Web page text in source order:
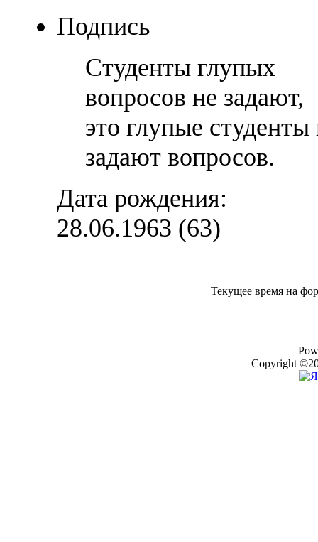
Подпись
Студенты глупых
вопросов не задают,
это глупые студенты
задают вопросов.
Дата рождения:
28.06.1963 (63)
Текущее время на
Copyright